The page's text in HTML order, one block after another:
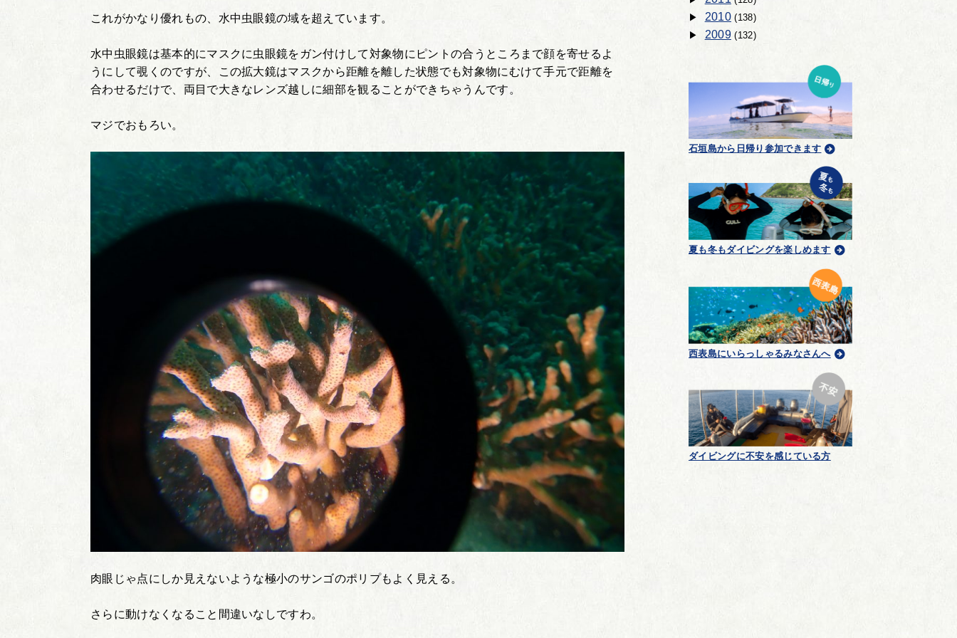
これがかなり優れもの、水中虫眼鏡の域を超えています。
水中虫眼鏡は基本的にマスクに虫眼鏡をガン付けして対象物にピントの合うところまで顔を寄せるよ
うにして覗くのですが、この拡大鏡はマスクから距離を離した状態でも対象物にむけて手元で距離を
合わせるだけで、両目で大きなレンズ越しに細部を観ることができちゃうんです。
マジでおもろい。
肉眼じゃ点にしか見えないような極小のサンゴのポリプもよく見える。
さらに動けなくなること間違いなしですわ。
2010(138)
2009(132)
石垣島から日帰り参加できます
夏も冬もダイビングを楽しめます
西表島にいらっしゃるみなさんへ
ダイビングに不安を感じている方